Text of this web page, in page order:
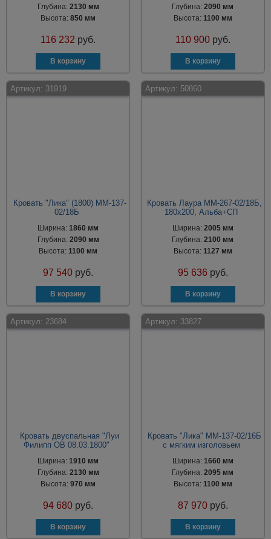
Глубина: 2130 мм
Высота:850 мм
116 232 руб.
Глубина:2090 мм
Высота: 1100 мм
110 900 руб.
Артикул: 31919
Кровать "Лика" (1800) ММ-137-
02/18Б
Ширина:1860 мм
Глубина: 2090 мм
Высота:1100 мм
97 540 руб.
Артикул: 50860
Кровать Лаура ММ-267-02/18Б,
180х200, Альба+СП
Ширина: 2005 мм
Глубина:2100 мм
Высота: 1127 мм
95 636 руб.
Артикул: 23684
Кровать двуспальная "Луи
Филипп ОВ 08.03.1800"
Ширина:1910 мм
Глубина: 2130 мм
Высота:970 мм
94 680 руб.
Артикул: 33827
Кровать "Лика" ММ-137-02/16Б
с мягким изголовьем
Ширина: 1660 мм
Глубина:2095 мм
Высота: 1100 мм
87 970 руб.